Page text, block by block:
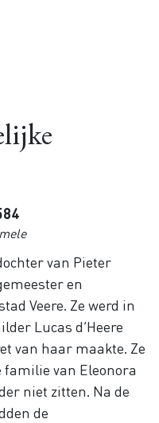
van Pieter
en
Veere. Ze werd in
Lucas d’Heere
van haar maakte. Ze
van Eleonora
niet zitten. Na de
de